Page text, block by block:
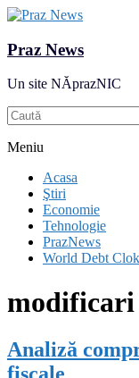
Praz News
Un site NĂprazNIC
Meniu
Acasa
Ştiri
Economie
Tehnologie
PrazNews
World Debt Clok
modificari
Analiză